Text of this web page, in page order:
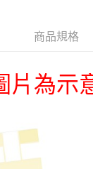
含以上)免運費
商品規格
為示